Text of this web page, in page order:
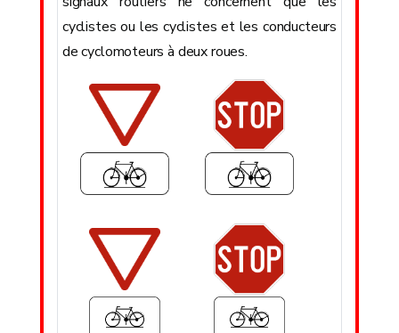
cyclistes ou les cyclistes et les conducteurs
de cyclomoteurs à deux roues.